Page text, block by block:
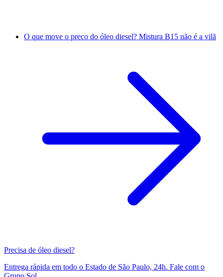
O que move o preço do óleo diesel? Mistura B15 não é a vilã
Precisa de óleo diesel?
Entrega rápida em todo o Estado de São Paulo, 24h. Fale com o